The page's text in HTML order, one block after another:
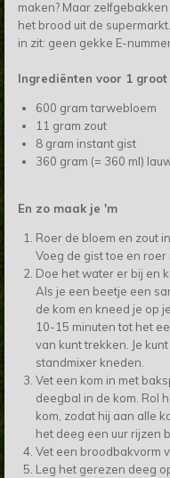
maken? Maar
het brood uit de
in zit: geen gekke E-
Ingrediënten voor 1 groot
600 gram tarwebloem
11 gram zout
8 gram instant gist
360 gram (= 360 ml)
En zo maak je 'm
Roer de bloem en zout
Voeg de gist toe en
Doe het water er bij en
Als je een beetje een
de kom en kneed je op
10-15 minuten tot het
van kunt trekken. Je
standmixer kneden.
Vet een kom in met
deegbal in de kom. Rol
kom, zodat hij aan alle
het deeg een uur rijzen
Vet een broodbakvorm
Leg het gerezen deeg